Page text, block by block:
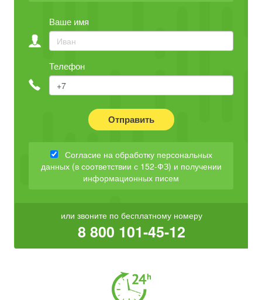
Ваше имя
Телефон
Отправить
Согласие на обработку персональных
данных (в соответствии с 152-ФЗ) и получении
информационных писем
или звоните по бесплатному номеру
8 800 101-45-12